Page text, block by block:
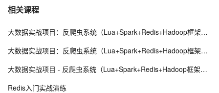
7 Redis哨兵集群工作原理及架构部署（八）
8 缓存工厂之Redis缓存 11
10探索Redis发布订阅与消息队列：构建实时消息通信系统
相关课程
大数据实战项目：反爬虫系统（Lua+Spark+Redis+Hadoop框架搭建）第三阶段
大数据实战项目：反爬虫系统（Lua+Spark+Redis+Hadoop框架搭建）第四阶段
大数据实战项目 - 反爬虫系统（Lua+Spark+Redis+Hadoop框架搭建）第七阶段
Redis入门实战演练